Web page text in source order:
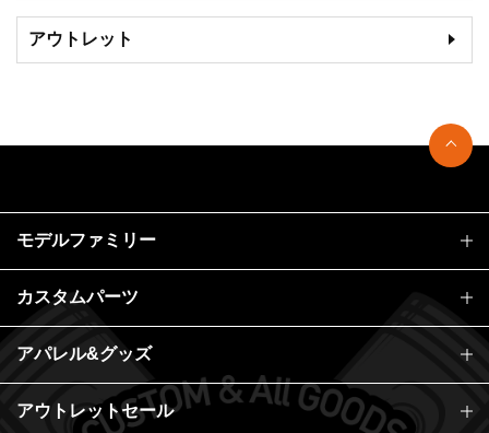
アウトレット
モデルファミリー
カスタムパーツ
アパレル&グッズ
アウトレットセール